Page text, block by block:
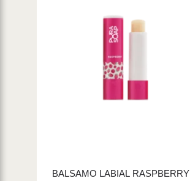
BALSAMO LABIAL RASPBERRY